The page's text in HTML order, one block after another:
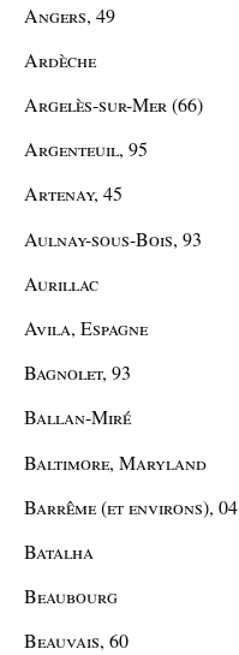
Angers, 49
Ardèche
Argelès-sur-Mer (66)
Argenteuil, 95
Artenay, 45
Aulnay-sous-Bois, 93
Aurillac
Avila, Espagne
Bagnolet, 93
Ballan-Miré
Baltimore, Maryland
Barrême (et environs), 04
Batalha
Beaubourg
Beauvais, 60